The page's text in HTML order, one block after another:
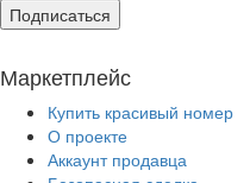
Подписаться
Маркетплейс
Купить красивый номер
О проекте
Аккаунт продавца